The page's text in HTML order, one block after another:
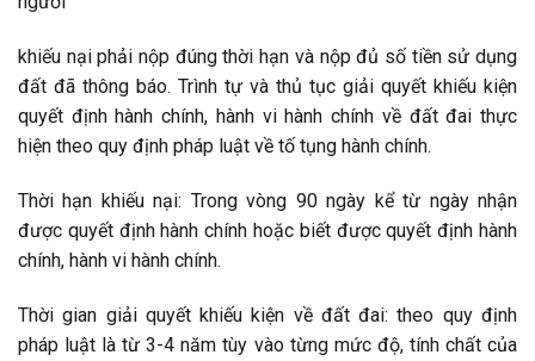
khiếu nại phải nộp đúng thời hạn và nộp đủ số tiền sử dụng
đất đã thông báo. Trình tự và thủ tục giải quyết khiếu kiện
quyết định hành chính, hành vi hành chính về đất đai thực
hiện theo quy định pháp luật về tố tụng hành chính.
Thời hạn khiếu nại: Trong vòng 90 ngày kể từ ngày nhận
được quyết định hành chính hoặc biết được quyết định hành
chính, hành vi hành chính.
Thời gian giải quyết khiếu kiện về đất đai: theo quy định
pháp luật là từ 3-4 năm tùy vào từng mức độ, tính chất của